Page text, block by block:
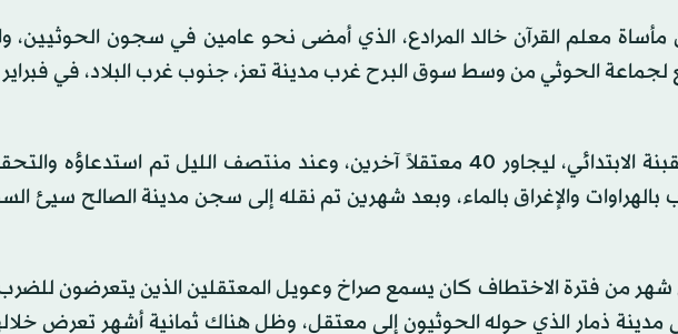
معلم القرآن خالد المرادع، الذي أمضى نحو عامين في سجون الحوثيين،
لجماعة الحوثي من وسط سوق البرح غرب مدينة تعز، جنوب غرب البلاد، في
واقتيد المرادع إلى سجن محكمة مقبنة الابتدائي، ليجاور 40 معتقلاً آخرين، وعند منتصف الليل تم
بالهراوات والإغراق بالماء، وبعد شهرين تم نقله إلى سجن مدينة الصالح سيئ
شهر من فترة الاختطاف كان يسمع صراخ وعويل المعتقلين الذين يتعرضون
ذمار الذي حوله الحوثيون إلى معتقل، وظل هناك ثمانية أشهر تعرض